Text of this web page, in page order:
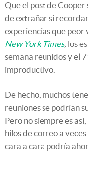
Que el post de Cooper
de extrañar si
experiencias que peor
New York Times, los
semana reunidos y el
improductivo.
De hecho, muchos
reuniones se podrían
Pero no siempre es
hilos de correo a
cara a cara podría